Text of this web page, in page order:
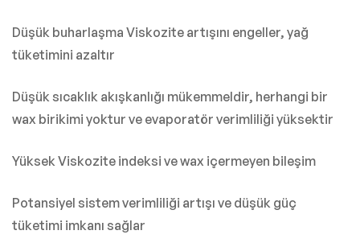
Düşük buharlaşma Viskozite artışını engeller, yağ
tüketimini azaltır
Düşük sıcaklık akışkanlığı mükemmeldir, herhangi bir
wax birikimi yoktur ve evaporatör verimliliği yüksektir
Yüksek Viskozite indeksi ve wax içermeyen bileşim
Potansiyel sistem verimliliği artışı ve düşük güç
tüketimi imkanı sağlar